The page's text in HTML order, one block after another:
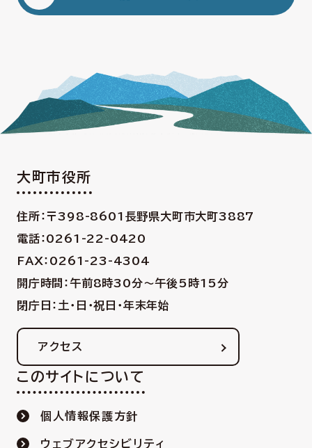
大町市役所
住所：〒398-8601 長野県大町市大町3887
電話：0261-22-0420
FAX：0261-23-4304
開庁時間：午前8時30分〜午後5時15分
閉庁日：土・日・祝日・年末年始
アクセス
このサイトについて
個人情報保護方針
ウェブアクセシビリティ